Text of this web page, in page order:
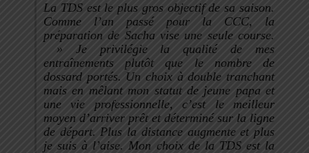
La TDS est le plus gros objectif de sa saison.
Comme l’an passé pour la CCC, la
préparation de Sacha vise une seule course.
» Je privilégie la qualité de mes
entraînements plutôt que le nombre de
dossard portés. Un choix à double tranchant
mais en mêlant mon statut de jeune papa et
une vie professionnelle, c’est le meilleur
moyen d’arriver prêt et déterminé sur la ligne
de départ. Plus la distance augmente et plus
je suis à l’aise. Mon choix de la TDS est la